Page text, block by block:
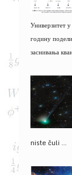
Универзитет
годину
заснивања
niste čuli ...